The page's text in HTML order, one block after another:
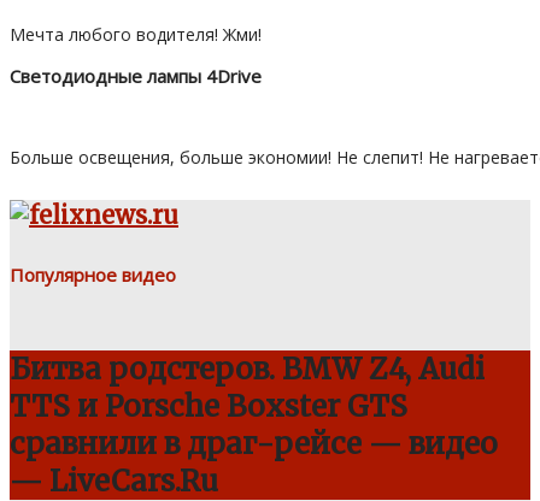
Мечта любого водителя! Жми!
Светодиодные лампы 4Drive
Больше освещения, больше экономии! Не слепит! Не
Популярное видео
Битва родстеров. BMW Z4, Audi
TTS и Porsche Boxster GTS
сравнили в драг-рейсе — видео
— LiveCars.Ru